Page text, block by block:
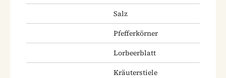
Salz
Pfefferkörner
Lorbeerblatt
Kräuterstiele